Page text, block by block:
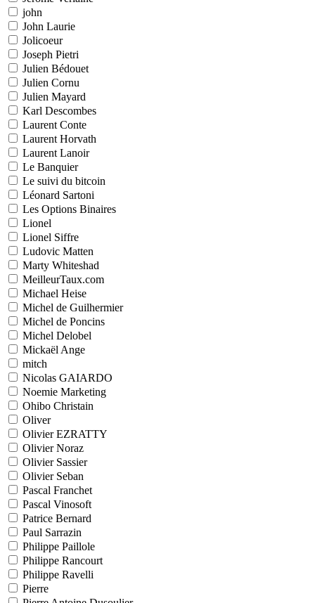
john
John Laurie
Jolicoeur
Joseph Pietri
Julien Bédouet
Julien Cornu
Julien Mayard
Karl Descombes
Laurent Conte
Laurent Horvath
Laurent Lanoir
Le Banquier
Le suivi du bitcoin
Léonard Sartoni
Les Options Binaires
Lionel
Lionel Siffre
Ludovic Matten
Marty Whiteshad
MeilleurTaux.com
Michael Heise
Michel de Guilhermier
Michel de Poncins
Michel Delobel
Mickaël Ange
mitch
Nicolas GAIARDO
Noemie Marketing
Ohibo Christain
Oliver
Olivier EZRATTY
Olivier Noraz
Olivier Sassier
Olivier Seban
Pascal Franchet
Pascal Vinosoft
Patrice Bernard
Paul Sarrazin
Philippe Paillole
Philippe Rancourt
Philippe Ravelli
Pierre